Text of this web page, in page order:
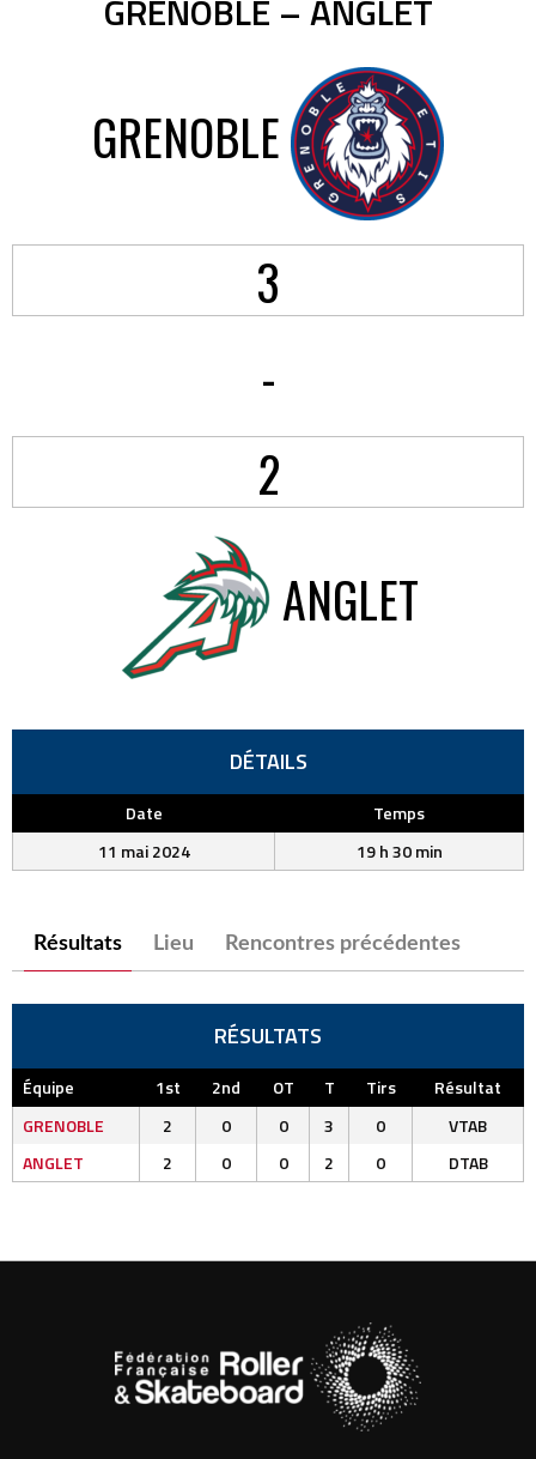
GRENOBLE – ANGLET
GRENOBLE
3
-
2
ANGLET
DÉTAILS
Date
Temps
11 mai 2024
19 h 30 min
Résultats Lieu Rencontres précédentes
RÉSULTATS
Équipe 1st 2nd OT T Tirs
Résultat
GRENOBLE
2 0 0 3 0
VTAB
ANGLET
2 0 0 2 0 DTAB